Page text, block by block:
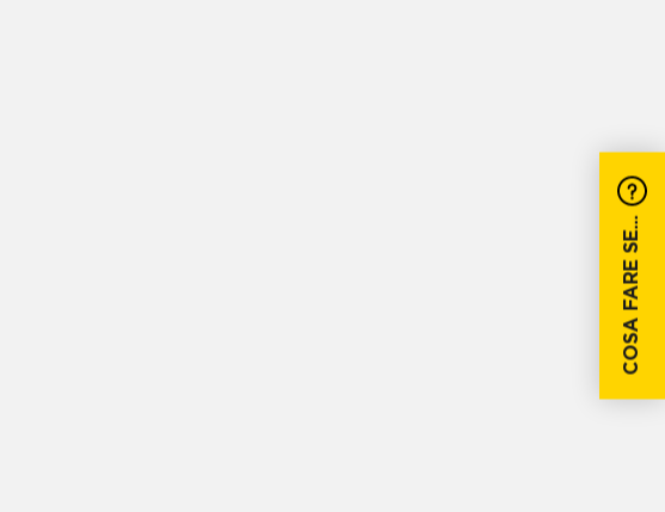
COSA FARE SE...